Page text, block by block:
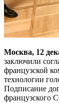
Москва, 12
заключили
французской
технологии
Подписание
французского